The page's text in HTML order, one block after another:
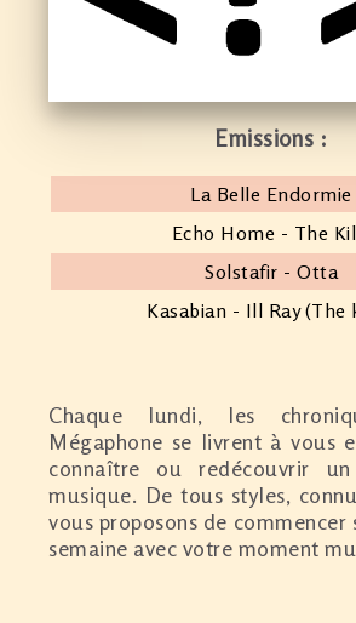
Emissions :
La Belle Endormie
Echo Home - The
Solstafir - Otta
Kasabian - Ill Ray (The
Chaque lundi, les
Mégaphone se livrent à vous
connaître ou redécouvrir
musique. De tous styles,
vous proposons de commencer
semaine avec votre moment